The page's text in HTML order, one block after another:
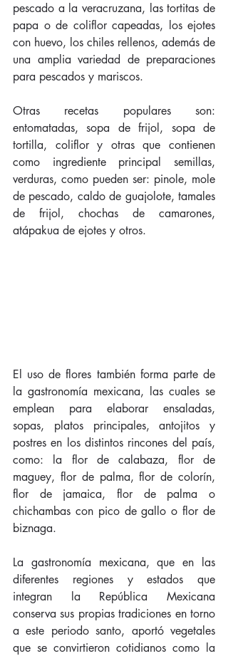
pescado a la veracruzana, las tortitas de
papa o de coliflor capeadas, los ejotes
con huevo, los chiles rellenos, además de
una amplia variedad de preparaciones
para pescados y mariscos.
Otras recetas populares son:
entomatadas, sopa de frijol, sopa de
tortilla, coliflor y otras que contienen
como ingrediente principal semillas,
verduras, como pueden ser: pinole, mole
de pescado, caldo de guajolote, tamales
de frijol, chochas de camarones,
atápakua de ejotes y otros.
El uso de flores también forma parte de
la gastronomía mexicana, las cuales se
emplean para elaborar ensaladas,
sopas, platos principales, antojitos y
postres en los distintos rincones del país,
como: la flor de calabaza, flor de
maguey, flor de palma, flor de colorín,
flor de jamaica, flor de palma o
chichambas con pico de gallo o flor de
biznaga.
La gastronomía mexicana, que en las
diferentes regiones y estados que
integran la República Mexicana
conserva sus propias tradiciones en torno
a este periodo santo, aportó vegetales
que se convirtieron cotidianos como la